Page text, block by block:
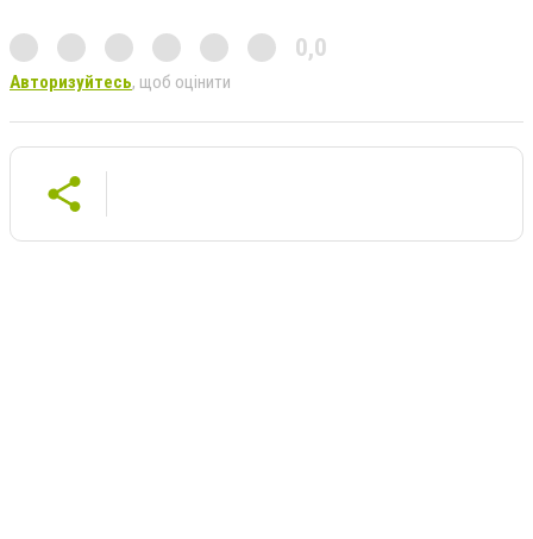
0,0
Авторизуйтесь, щоб оцінити